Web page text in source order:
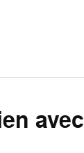
avec